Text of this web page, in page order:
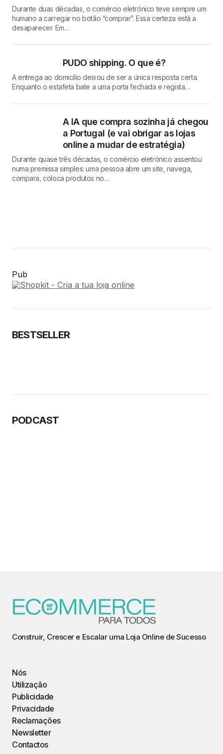
Durante duas décadas, o comércio eletrónico teve sempre um
humano a carregar no botão “comprar”. Essa certeza está a
desaparecer. Em…
PUDO shipping. O que é?
A entrega ao domicílio deixou de ser a única resposta certa.
Enquanto o estafeta bate a uma porta fechada e regista…
A IA que compra sozinha já chegou
a Portugal (e vai obrigar as lojas
online a mudar de estratégia)
Durante quase três décadas, o comércio eletrónico assentou
numa premissa simples: uma pessoa abre um site, navega,
compara, coloca produtos no…
Pub
BESTSELLER
PODCAST
Construir, Crescer e Escalar uma Loja Online de Sucesso
Nós
Utilização
Publicidade
Privacidade
Reclamações
Newsletter
Contactos